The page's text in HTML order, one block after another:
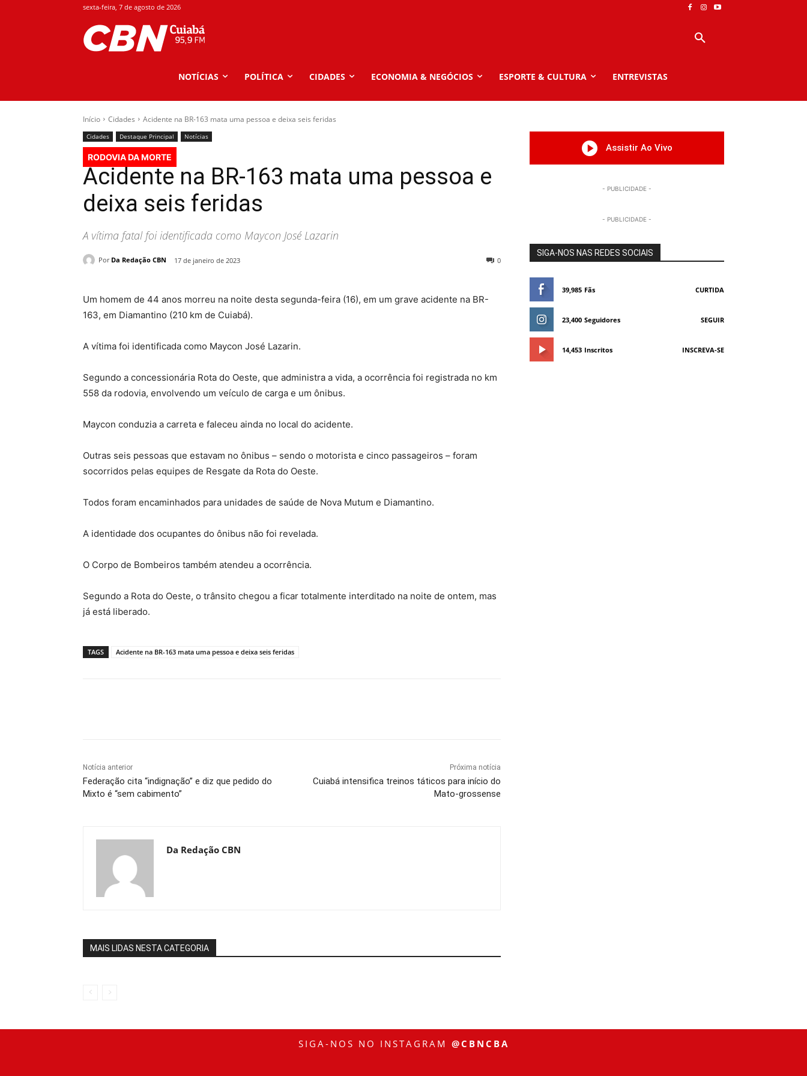
sexta-feira, 7 de agosto de 2026
NOTÍCIAS POLÍTICA CIDADES ECONOMIA & NEGÓCIOS ESPORTE & CULTURA ENTREVISTAS
Início Cidades Acidente na BR-163 mata uma pessoa e deixa seis feridas
Cidades Destaque Principal Notícias
RODOVIA DA MORTE
Acidente na BR-163 mata uma pessoa e
deixa seis feridas
A vítima fatal foi identificada como Maycon José Lazarin
Por Da Redação CBN 17 de janeiro de 2023 0
Um homem de 44 anos morreu na noite desta segunda-feira (16), em um grave acidente na BR-
163, em Diamantino (210 km de Cuiabá).
A vítima foi identificada como Maycon José Lazarin.
Segundo a concessionária Rota do Oeste, que administra a vida, a ocorrência foi registrada no km
558 da rodovia, envolvendo um veículo de carga e um ônibus.
Maycon conduzia a carreta e faleceu ainda no local do acidente.
Outras seis pessoas que estavam no ônibus – sendo o motorista e cinco passageiros – foram
socorridos pelas equipes de Resgate da Rota do Oeste.
Todos foram encaminhados para unidades de saúde de Nova Mutum e Diamantino.
A identidade dos ocupantes do ônibus não foi revelada.
O Corpo de Bombeiros também atendeu a ocorrência.
Segundo a Rota do Oeste, o trânsito chegou a ficar totalmente interditado na noite de ontem, mas
já está liberado.
TAGS Acidente na BR-163 mata uma pessoa e deixa seis feridas
Notícia anterior
Federação cita “indignação” e diz que pedido do
Mixto é “sem cabimento”
Próxima notícia
Cuiabá intensifica treinos táticos para início do
Mato-grossense
Da Redação CBN
MAIS LIDAS NESTA CATEGORIA
Assistir Ao Vivo
- PUBLICIDADE -
- PUBLICIDADE -
SIGA-NOS NAS REDES SOCIAIS
39,985 Fãs CURTIDA
23,400 Seguidores SEGUIR
14,453 Inscritos INSCREVA-SE
SIGA-NOS NO INSTAGRAM @CBNCBA